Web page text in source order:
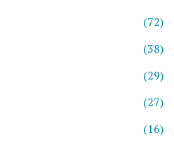
(72)
(38)
(29)
(27)
(16)